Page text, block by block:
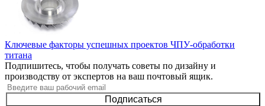
Ключевые факторы успешных проектов ЧПУ-обработки
титана
Подпишитесь, чтобы получать советы по дизайну и
производству от экспертов на ваш почтовый ящик.
Подписаться